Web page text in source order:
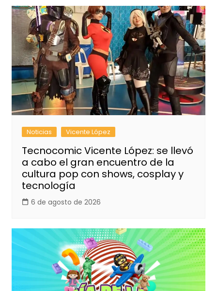
Noticias Vicente López
Tecnocomic Vicente López: se llevó
a cabo el gran encuentro de la
cultura pop con shows, cosplay y
tecnología
6 de agosto de 2026